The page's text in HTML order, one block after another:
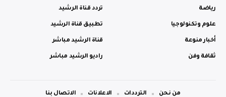
رياضة
علوم وتكنولوجيا
أخبار منوعة
ثقافة وفن
تردد قناة الرشيد
تطبيق قناة الرشيد
قناة الرشيد مباشر
راديو الرشيد مباشر
من نحن الترددات الاعلانات الاتصال بنا